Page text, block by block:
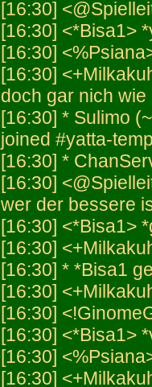
[16:30]
[16:30] <*Bisa1>
[16:30]
[16:30]
doch gar nich
[16:30] * Sulimo
joined #yatta-
[16:30] *
[16:30]
wer der bessere
[16:30] <*Bisa1>
[16:30]
[16:30] * *Bisa1
[16:30]
[16:30]
[16:30] <*Bisa1>
[16:30]
[16:30]